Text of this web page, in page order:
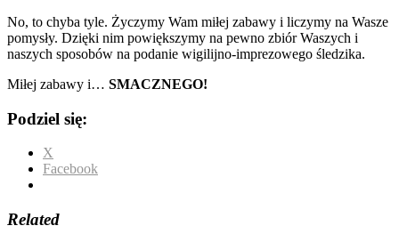
No, to chyba tyle. Życzymy Wam miłej zabawy i liczymy na Wasze
pomysły. Dzięki nim powiększymy na pewno zbiór Waszych i
naszych sposobów na podanie wigilijno-imprezowego śledzika.
Miłej zabawy i… SMACZNEGO!
Podziel się:
X
Facebook
Related